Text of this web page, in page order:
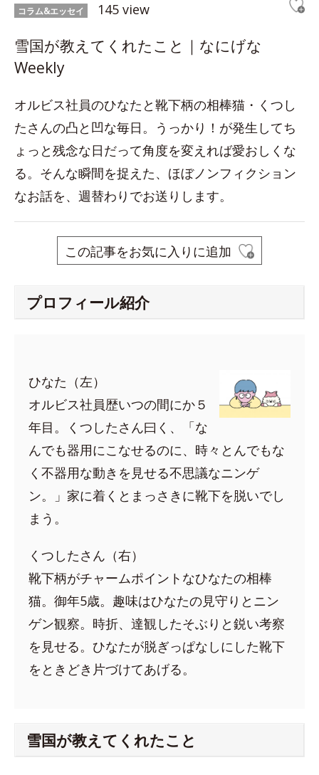
コラム&エッセイ 145 view
雪国が教えてくれたこと｜なにげな
Weekly
オルビス社員のひなたと靴下柄の相棒猫・くつし
たさんの凸と凹な毎日。うっかり！が発生してち
ょっと残念な日だって角度を変えれば愛おしくな
る。そんな瞬間を捉えた、ほぼノンフィクション
なお話を、週替わりでお送りします。
この記事をお気に入りに追加
プロフィール紹介
ひなた（左）
オルビス社員歴いつの間にか５
年目。くつしたさん曰く、「な
んでも器用にこなせるのに、時々とんでもな
く不器用な動きを見せる不思議なニンゲ
ン。」家に着くとまっさきに靴下を脱いでし
まう。
くつしたさん（右）
靴下柄がチャームポイントなひなたの相棒
猫。御年5歳。趣味はひなたの見守りとニン
ゲン観察。時折、達観したそぶりと鋭い考察
を見せる。ひなたが脱ぎっぱなしにした靴下
をときどき片づけてあげる。
雪国が教えてくれたこと